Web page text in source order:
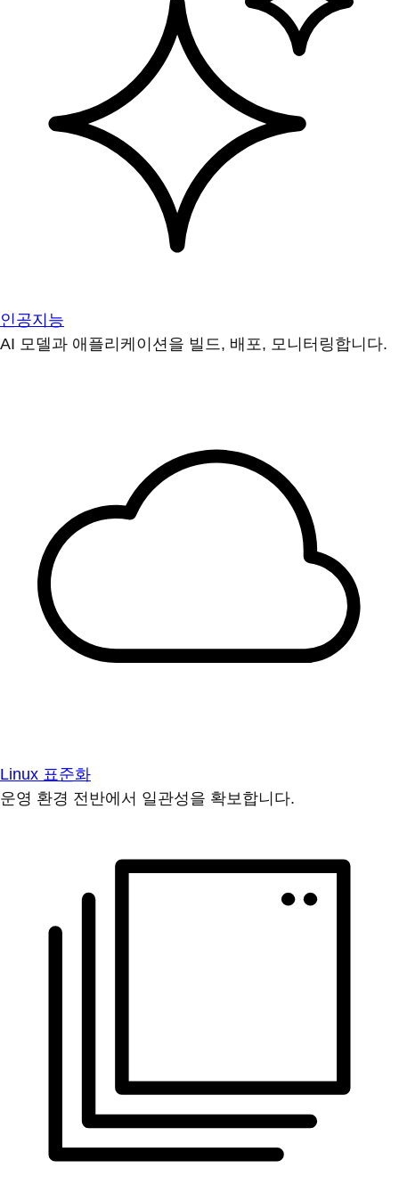
인공지능
AI 모델과 애플리케이션을 빌드, 배포, 모니터링합니다.
Linux 표준화
운영 환경 전반에서 일관성을 확보합니다.